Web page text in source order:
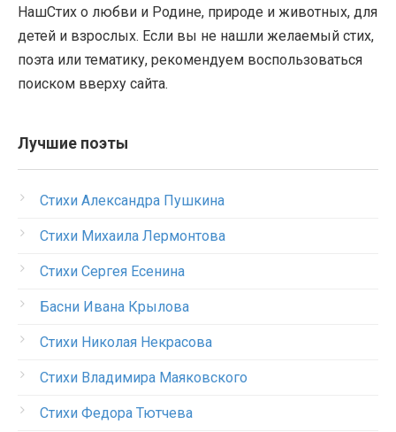
НашСтих о любви и Родине, природе и животных, для
детей и взрослых. Если вы не нашли желаемый стих,
поэта или тематику, рекомендуем воспользоваться
поиском вверху сайта.
Лучшие поэты
Стихи Александра Пушкина
Стихи Михаила Лермонтова
Стихи Сергея Есенина
Басни Ивана Крылова
Стихи Николая Некрасова
Стихи Владимира Маяковского
Стихи Федора Тютчева